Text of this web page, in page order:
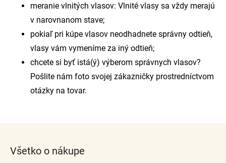
meranie vlnitých vlasov: Vlnité vlasy sa vždy merajú
v narovnanom stave;
pokiaľ pri kúpe vlasov neodhadnete správny odtieň,
vlasy vám vymeníme za iný odtieň;
chcete si byť istá(ý) výberom správnych vlasov?
Pošlite nám foto svojej zákazničky prostredníctvom
otázky na tovar.
Všetko o nákupe